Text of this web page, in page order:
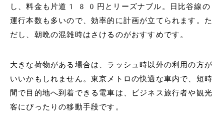
し、料金も片道180円とリーズナブル。日比谷線の
運行本数も多いので、効率的に計画が立てられます。た
だし、朝晩の混雑時はさけるのがおすすめです。
大きな荷物がある場合は、ラッシュ時以外の利用の方が
いいかもしれません。東京メトロの快適な車内で、短時
間で目的地へ到着できる電車は、ビジネス旅行者や観光
客にぴったりの移動手段です。